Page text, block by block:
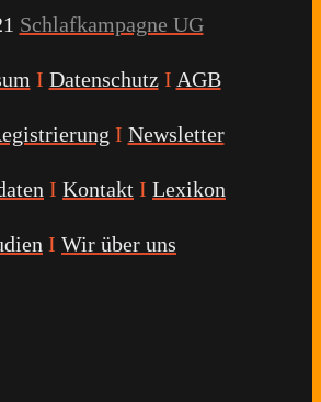
Schlafkampagne UG
I Datenschutz I AGB
I Newsletter
I Kontakt I Lexikon
I Wir über uns